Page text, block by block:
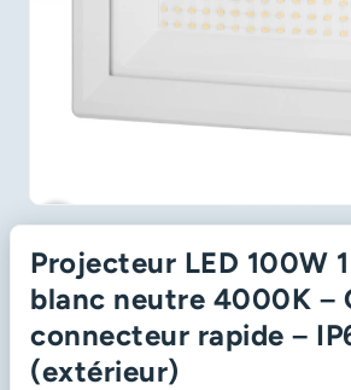
favorite_border
Projecteur LED 100W
blanc neutre 4000K –
connecteur rapide –
(extérieur)